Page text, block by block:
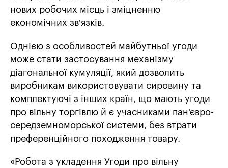
нових робочих місць і зміцненню
економічних зв’язків.
Однією з особливостей майбутньої угоди
може стати застосування механізму
діагональної кумуляції, який дозволить
виробникам використовувати сировину та
комплектуючі з інших країн, що мають угоди
про вільну торгівлю й є учасниками пан'євро-
середземноморської системи, без втрати
преференційного походження товару.
«Робота з укладення Угоди про вільну